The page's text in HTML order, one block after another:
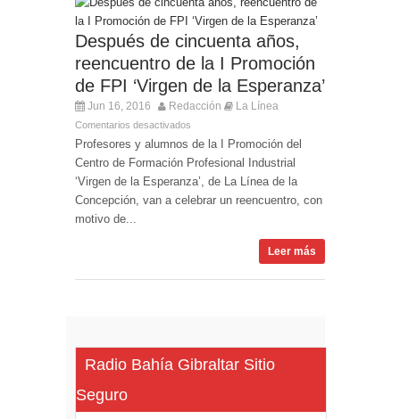
Después de cincuenta años,
reencuentro de la I Promoción
de FPI ‘Virgen de la Esperanza’
Jun 16, 2016 Redacción La Línea
Comentarios desactivados
Profesores y alumnos de la I Promoción del
Centro de Formación Profesional Industrial
‘Virgen de la Esperanza’, de La Línea de la
Concepción, van a celebrar un reencuentro, con
motivo de...
Leer más
Radio Bahía Gibraltar Sitio
Seguro